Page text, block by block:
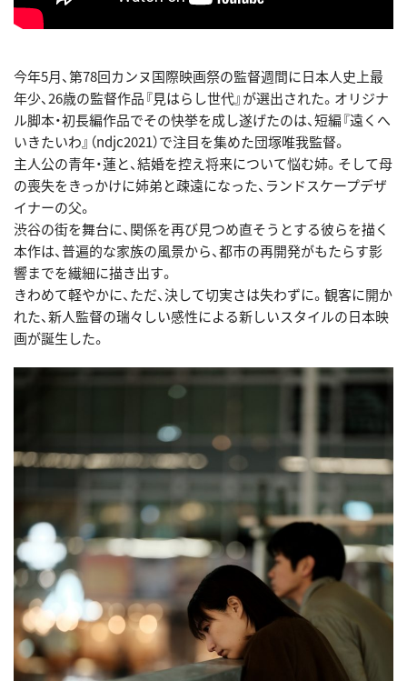
今年5月、第78回カンヌ国際映画祭の監督週間に日本人史上最
年少、26歳の監督作品『見はらし世代』が選出された。オリジナ
ル脚本・初長編作品でその快挙を成し遂げたのは、短編『遠くへ
いきたいわ』（ndjc2021）で注目を集めた団塚唯我監督。
主人公の青年・蓮と、結婚を控え将来について悩む姉。そして母
の喪失をきっかけに姉弟と疎遠になった、ランドスケープデザ
イナーの父。
渋谷の街を舞台に、関係を再び見つめ直そうとする彼らを描く
本作は、普遍的な家族の風景から、都市の再開発がもたらす影
響までを繊細に描き出す。
きわめて軽やかに、ただ、決して切実さは失わずに。観客に開か
れた、新人監督の瑞々しい感性による新しいスタイルの日本映
画が誕生した。